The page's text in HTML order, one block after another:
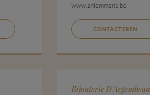
www.anlemmens.be
CONTACTEREN
Bijouterie D'Argembeau